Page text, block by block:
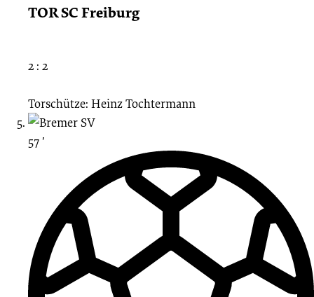
TOR SC Freiburg
2 : 2
Torschütze: Heinz Tochtermann
57 ′